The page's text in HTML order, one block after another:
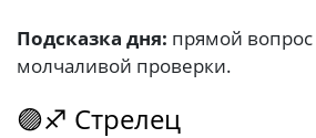
Подсказка дня: прямой
молчаливой проверки.
🟣♐ Стрелец